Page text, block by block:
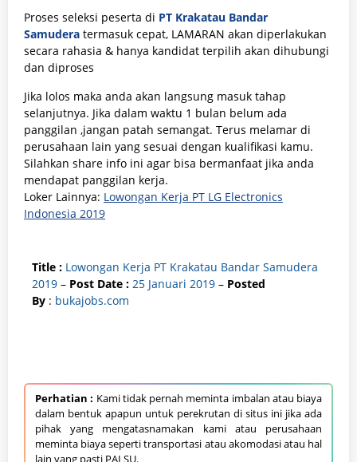
Proses seleksi peserta di PT Krakatau Bandar
Samudera termasuk cepat, LAMARAN akan diperlakukan
secara rahasia & hanya kandidat terpilih akan dihubungi
dan diproses
Jika lolos maka anda akan langsung masuk tahap
selanjutnya. Jika dalam waktu 1 bulan belum ada
panggilan ,jangan patah semangat. Terus melamar di
perusahaan lain yang sesuai dengan kualifikasi kamu.
Silahkan share info ini agar bisa bermanfaat jika anda
mendapat panggilan kerja.
Loker Lainnya: Lowongan Kerja PT LG Electronics
Indonesia 2019
Title : Lowongan Kerja PT Krakatau Bandar Samudera
2019 – Post Date : 25 Januari 2019 – Posted
By : bukajobs.com
Perhatian : Kami tidak pernah meminta imbalan atau biaya
dalam bentuk apapun untuk perekrutan di situs ini jika ada
pihak yang mengatasnamakan kami atau perusahaan
meminta biaya seperti transportasi atau akomodasi atau hal
lain yang pasti PALSU.